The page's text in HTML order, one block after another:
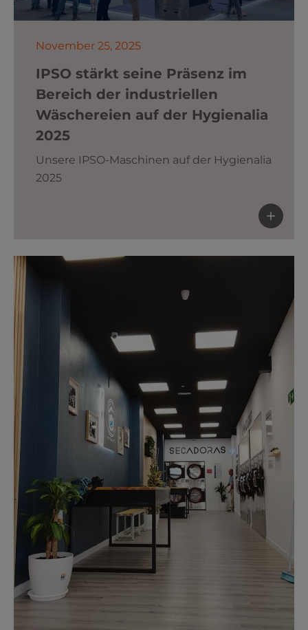
November 25, 2025
IPSO stärkt seine Präsenz im
Bereich der industriellen
Wäschereien auf der Hygienalia
2025
Unsere IPSO-Maschinen auf der Hygienalia
2025